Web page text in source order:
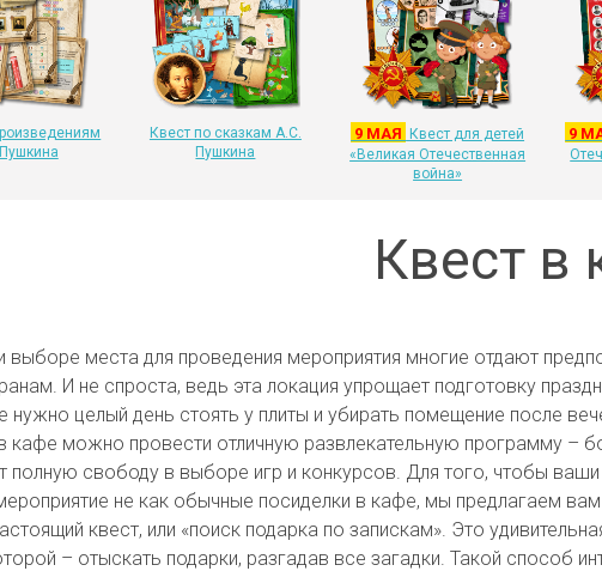
Квест по сказкам А.С.
Пушкина
9 МАЯ
Квест для детей
«Великая Отечественная
война»
9
Квест в
выборе места для проведения мероприятия многие отдают
И не спроста, ведь эта локация упрощает подготовку
нужно целый день стоять у плиты и убирать помещение после
кафе можно провести отличную развлекательную программу –
полную свободу в выборе игр и конкурсов. Для того, чтобы ваши
не как обычные посиделки в кафе, мы предлагаем вам
квест, или «поиск подарка по запискам». Это
– отыскать подарки, разгадав все загадки. Такой способ